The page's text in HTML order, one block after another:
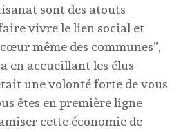
sont des atouts
vivre le lien social et
même des communes”,
en accueillant les élus
une volonté forte de vous
êtes en première ligne
cette économie de